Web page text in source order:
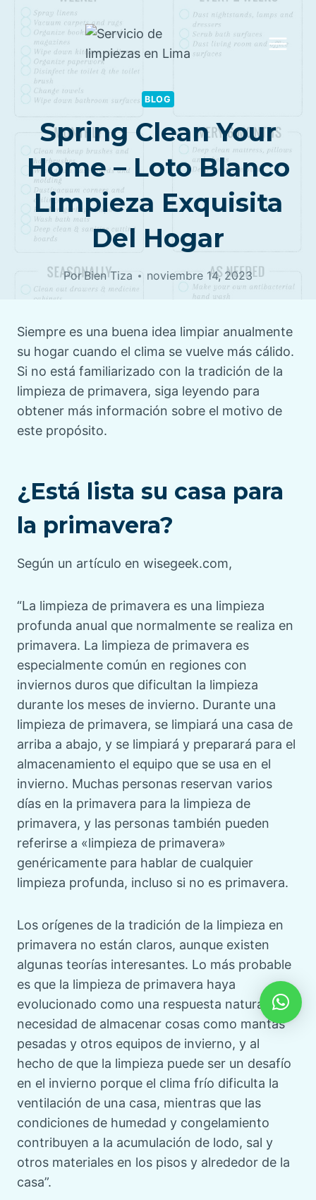
contenido
BLOG
Spring Clean Your
Home – Loto Blanco
Limpieza Exquisita
Del Hogar
PorBien Tiza noviembre 14, 2023
Siempre es una buena idea limpiar anualmente
su hogar cuando el clima se vuelve más cálido.
Si no está familiarizado con la tradición de la
limpieza de primavera, siga leyendo para
obtener más información sobre el motivo de
este propósito.
¿Está lista su casa para
la primavera?
Según un artículo en wisegeek.com,
“La limpieza de primavera es una limpieza
profunda anual que normalmente se realiza en
primavera. La limpieza de primavera es
especialmente común en regiones con
inviernos duros que dificultan la limpieza
durante los meses de invierno. Durante una
limpieza de primavera, se limpiará una casa de
arriba a abajo, y se limpiará y preparará para el
almacenamiento el equipo que se usa en el
invierno. Muchas personas reservan varios
días en la primavera para la limpieza de
primavera, y las personas también pueden
referirse a «limpieza de primavera»
genéricamente para hablar de cualquier
limpieza profunda, incluso si no es primavera.
Los orígenes de la tradición de la limpieza en
primavera no están claros, aunque existen
algunas teorías interesantes. Lo más probable
es que la limpieza de primavera haya
evolucionado como una respuesta natural a la
necesidad de almacenar cosas como mantas
pesadas y otros equipos de invierno, y al
hecho de que la limpieza puede ser un desafío
en el invierno porque el clima frío dificulta la
ventilación de una casa, mientras que las
condiciones de humedad y congelamiento
contribuyen a la acumulación de lodo, sal y
otros materiales en los pisos y alrededor de la
casa”.